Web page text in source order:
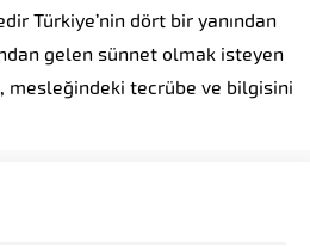
Türkiye’nin dört bir yanından
gelen sünnet olmak isteyen
mesleğindeki tecrübe ve bilgisini